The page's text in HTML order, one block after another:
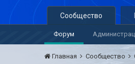
Сообщество
Форум
Главная Сообщество